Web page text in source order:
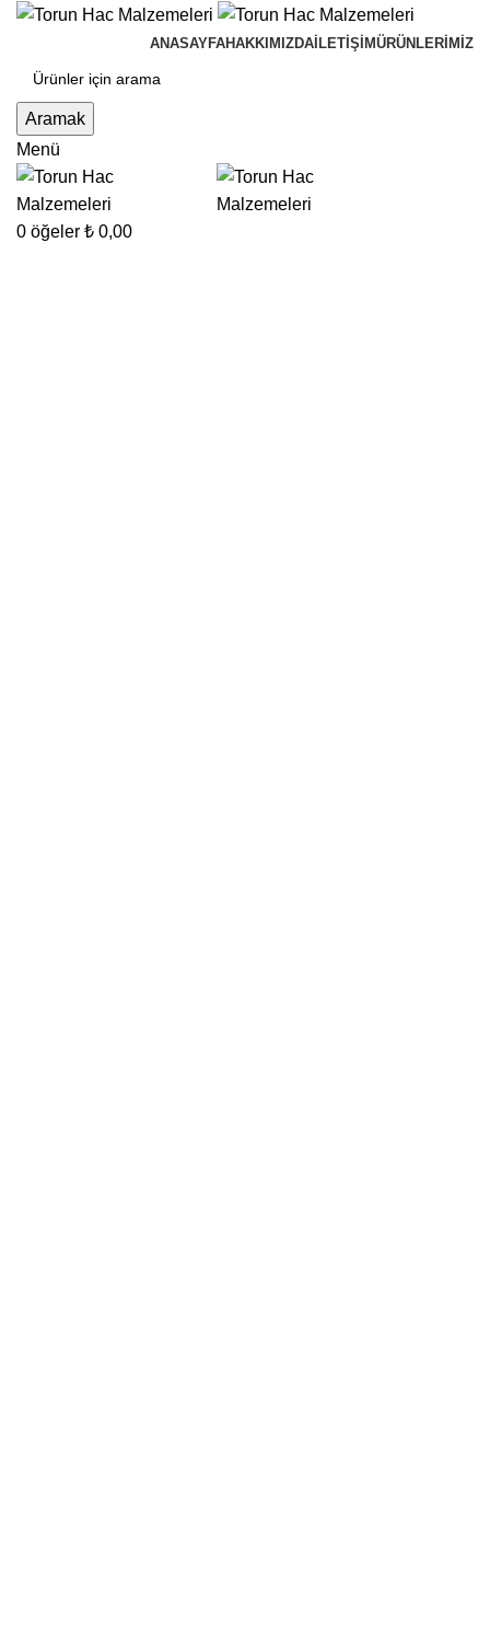
ANASAYFAHAKKIMIZDA İLETIŞIMÜRÜNLERIMIZ
Aramak
Menü
0 öğeler ₺ 0,00